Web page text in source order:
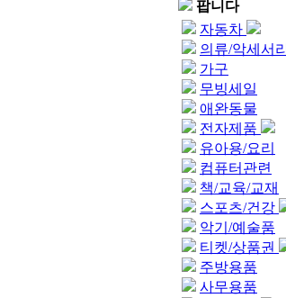
팝니다
자동차
의류/악세서리
가구
무빙세일
애완동물
전자제품
유아용/요리
컴퓨터관련
책/교육/교재
스포츠/건강
악기/예술품
티켓/상품권
주방용품
사무용품